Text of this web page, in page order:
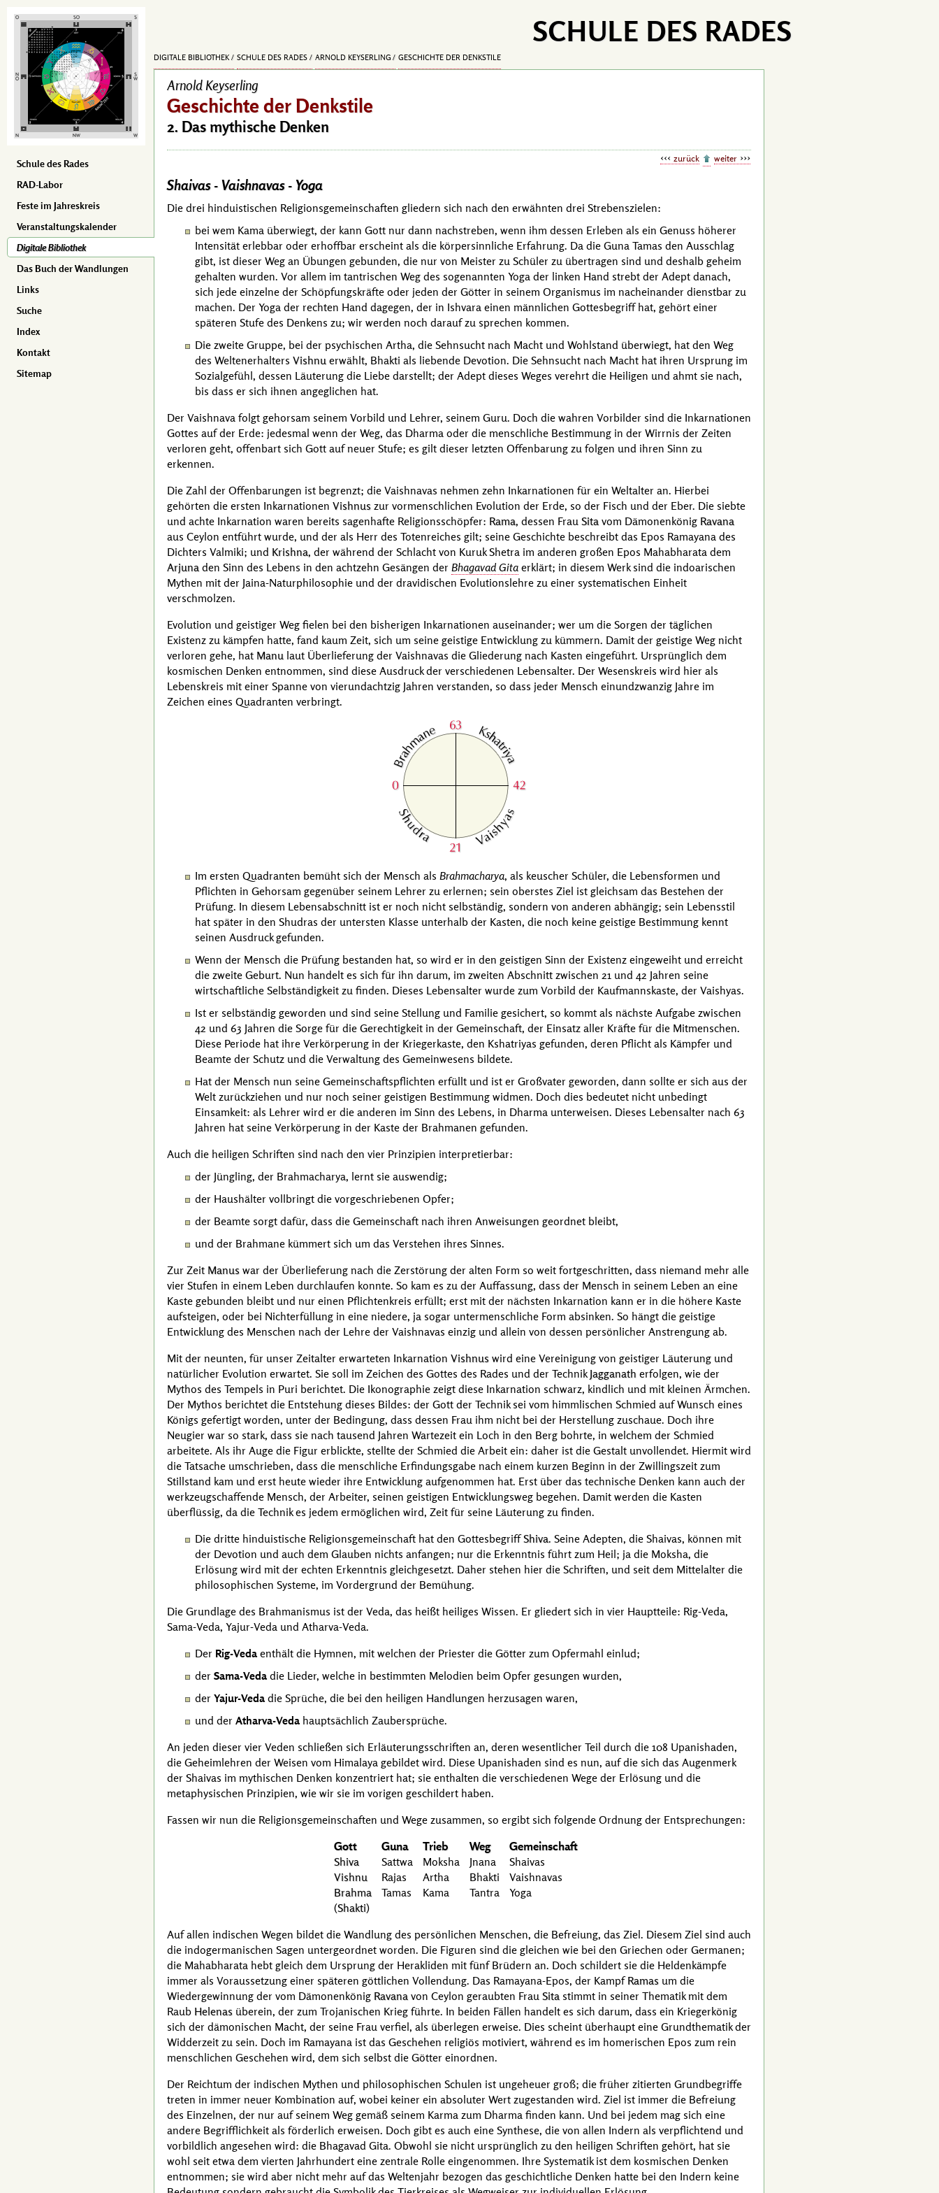
Schule des Rades
RAD-Labor
Feste im Jahreskreis
Veranstaltungskalender
Digitale Bibliothek
Das Buch der Wandlungen
Links
Suche
Index
Kontakt
Sitemap
SCHULE DES RADES
DIGITALE BIBLIOTHEK SCHULE DES RADES ARNOLD KEYSERLING GESCHICHTE DER DENKSTILE
Arnold Keyserling
Geschichte der Denkstile
2. Das mythische Denken
zurück weiter
Shaivas - Vaishnavas - Yoga
Die drei hinduistischen Religionsgemeinschaften gliedern sich nach den erwähnten drei Strebenszielen:
bei wem Kama überwiegt, der kann Gott nur dann nachstreben, wenn ihm dessen Erleben als ein Genuss höherer
Intensität erlebbar oder erhoffbar erscheint als die körpersinnliche Erfahrung. Da die Guna Tamas den Ausschlag
gibt, ist dieser Weg an Übungen gebunden, die nur von Meister zu Schüler zu übertragen sind und deshalb geheim
gehalten wurden. Vor allem im tantrischen Weg des sogenannten Yoga der linken Hand strebt der Adept danach,
sich jede einzelne der Schöpfungskräfte oder jeden der Götter in seinem Organismus im nacheinander dienstbar zu
machen. Der Yoga der rechten Hand dagegen, der in Ishvara einen männlichen Gottesbegriff hat, gehört einer
späteren Stufe des Denkens zu; wir werden noch darauf zu sprechen kommen.
Die zweite Gruppe, bei der psychischen Artha, die Sehnsucht nach Macht und Wohlstand überwiegt, hat den Weg
des Weltenerhalters Vishnu erwählt, Bhakti als liebende Devotion. Die Sehnsucht nach Macht hat ihren Ursprung im
Sozialgefühl, dessen Läuterung die Liebe darstellt; der Adept dieses Weges verehrt die Heiligen und ahmt sie nach,
bis dass er sich ihnen angeglichen hat.
Der Vaishnava folgt gehorsam seinem Vorbild und Lehrer, seinem Guru. Doch die wahren Vorbilder sind die Inkarnationen
Gottes auf der Erde: jedesmal wenn der Weg, das Dharma oder die menschliche Bestimmung in der Wirrnis der Zeiten
verloren geht, offenbart sich Gott auf neuer Stufe; es gilt dieser letzten Offenbarung zu folgen und ihren Sinn zu
erkennen.
Die Zahl der Offenbarungen ist begrenzt; die Vaishnavas nehmen zehn Inkarnationen für ein Weltalter an. Hierbei
gehörten die ersten Inkarnationen Vishnus zur vormenschlichen Evolution der Erde, so der Fisch und der Eber. Die siebte
und achte Inkarnation waren bereits sagenhafte Religionsschöpfer: Rama, dessen Frau Sita vom Dämonenkönig Ravana
aus Ceylon entführt wurde, und der als Herr des Totenreiches gilt; seine Geschichte beschreibt das Epos Ramayana des
Dichters Valmiki; und Krishna, der während der Schlacht von Kuruk Shetra im anderen großen Epos Mahabharata dem
Arjuna den Sinn des Lebens in den achtzehn Gesängen der Bhagavad Gita erklärt; in diesem Werk sind die indoarischen
Mythen mit der Jaina-Naturphilosophie und der dravidischen Evolutionslehre zu einer systematischen Einheit
verschmolzen.
Evolution und geistiger Weg fielen bei den bisherigen Inkarnationen auseinander; wer um die Sorgen der täglichen
Existenz zu kämpfen hatte, fand kaum Zeit, sich um seine geistige Entwicklung zu kümmern. Damit der geistige Weg nicht
verloren gehe, hat Manu laut Überlieferung der Vaishnavas die Gliederung nach Kasten eingeführt. Ursprünglich dem
kosmischen Denken entnommen, sind diese Ausdruck der verschiedenen Lebensalter. Der Wesenskreis wird hier als
Lebenskreis mit einer Spanne von vierundachtzig Jahren verstanden, so dass jeder Mensch einundzwanzig Jahre im
Zeichen eines Quadranten verbringt.
Im ersten Quadranten bemüht sich der Mensch als Brahmacharya, als keuscher Schüler, die Lebensformen und
Pflichten in Gehorsam gegenüber seinem Lehrer zu erlernen; sein oberstes Ziel ist gleichsam das Bestehen der
Prüfung. In diesem Lebensabschnitt ist er noch nicht selbständig, sondern von anderen abhängig; sein Lebensstil
hat später in den Shudras der untersten Klasse unterhalb der Kasten, die noch keine geistige Bestimmung kennt
seinen Ausdruck gefunden.
Wenn der Mensch die Prüfung bestanden hat, so wird er in den geistigen Sinn der Existenz eingeweiht und erreicht
die zweite Geburt. Nun handelt es sich für ihn darum, im zweiten Abschnitt zwischen 21 und 42 Jahren seine
wirtschaftliche Selbständigkeit zu finden. Dieses Lebensalter wurde zum Vorbild der Kaufmannskaste, der Vaishyas.
Ist er selbständig geworden und sind seine Stellung und Familie gesichert, so kommt als nächste Aufgabe zwischen
42 und 63 Jahren die Sorge für die Gerechtigkeit in der Gemeinschaft, der Einsatz aller Kräfte für die Mitmenschen.
Diese Periode hat ihre Verkörperung in der Kriegerkaste, den Kshatriyas gefunden, deren Pflicht als Kämpfer und
Beamte der Schutz und die Verwaltung des Gemeinwesens bildete.
Hat der Mensch nun seine Gemeinschaftspflichten erfüllt und ist er Großvater geworden, dann sollte er sich aus der
Welt zurückziehen und nur noch seiner geistigen Bestimmung widmen. Doch dies bedeutet nicht unbedingt
Einsamkeit: als Lehrer wird er die anderen im Sinn des Lebens, in Dharma unterweisen. Dieses Lebensalter nach 63
Jahren hat seine Verkörperung in der Kaste der Brahmanen gefunden.
Auch die heiligen Schriften sind nach den vier Prinzipien interpretierbar:
der Jüngling, der Brahmacharya, lernt sie auswendig;
der Haushälter vollbringt die vorgeschriebenen Opfer;
der Beamte sorgt dafür, dass die Gemeinschaft nach ihren Anweisungen geordnet bleibt,
und der Brahmane kümmert sich um das Verstehen ihres Sinnes.
Zur Zeit Manus war der Überlieferung nach die Zerstörung der alten Form so weit fortgeschritten, dass niemand mehr alle
vier Stufen in einem Leben durchlaufen konnte. So kam es zu der Auffassung, dass der Mensch in seinem Leben an eine
Kaste gebunden bleibt und nur einen Pflichtenkreis erfüllt; erst mit der nächsten Inkarnation kann er in die höhere Kaste
aufsteigen, oder bei Nichterfüllung in eine niedere, ja sogar untermenschliche Form absinken. So hängt die geistige
Entwicklung des Menschen nach der Lehre der Vaishnavas einzig und allein von dessen persönlicher Anstrengung ab.
Mit der neunten, für unser Zeitalter erwarteten Inkarnation Vishnus wird eine Vereinigung von geistiger Läuterung und
natürlicher Evolution erwartet. Sie soll im Zeichen des Gottes des Rades und der TechnikJagganath erfolgen, wie der
Mythos des Tempels in Puri berichtet. Die Ikonographie zeigt diese Inkarnation schwarz, kindlich und mit kleinen Ärmchen.
Der Mythos berichtet die Entstehung dieses Bildes: der Gott der Technik sei vom himmlischen Schmied auf Wunsch eines
Königs gefertigt worden, unter der Bedingung, dass dessen Frau ihm nicht bei der Herstellung zuschaue. Doch ihre
Neugier war so stark, dass sie nach tausend Jahren Wartezeit ein Loch in den Berg bohrte, in welchem der Schmied
arbeitete. Als ihr Auge die Figur erblickte, stellte der Schmied die Arbeit ein: daher ist die Gestalt unvollendet. Hiermit wird
die Tatsache umschrieben, dass die menschliche Erfindungsgabe nach einem kurzen Beginn in der Zwillingszeit zum
Stillstand kam und erst heute wieder ihre Entwicklung aufgenommen hat. Erst über das technische Denken kann auch der
werkzeugschaffende Mensch, der Arbeiter, seinen geistigen Entwicklungsweg begehen. Damit werden die Kasten
überflüssig, da die Technik es jedem ermöglichen wird, Zeit für seine Läuterung zu finden.
Die dritte hinduistische Religionsgemeinschaft hat den GottesbegriffShiva. Seine Adepten, die Shaivas, können mit
der Devotion und auch dem Glauben nichts anfangen; nur die Erkenntnis führt zum Heil; ja die Moksha, die
Erlösung wird mit der echten Erkenntnis gleichgesetzt. Daher stehen hier die Schriften, und seit dem Mittelalter die
philosophischen Systeme, im Vordergrund der Bemühung.
Die Grundlage des Brahmanismus ist der Veda, das heißt heiliges Wissen. Er gliedert sich in vier Hauptteile: Rig-Veda,
Sama-Veda, Yajur-Veda und Atharva-Veda.
Der Rig-Vedaenthält die Hymnen, mit welchen der Priester die Götter zum Opfermahl einlud;
der Sama-Vedadie Lieder, welche in bestimmten Melodien beim Opfer gesungen wurden,
der Yajur-Vedadie Sprüche, die bei den heiligen Handlungen herzusagen waren,
und der Atharva-Vedahauptsächlich Zaubersprüche.
An jeden dieser vier Veden schließen sich Erläuterungsschriften an, deren wesentlicher Teil durch die 108 Upanishaden,
die Geheimlehren der Weisen vom Himalaya gebildet wird. Diese Upanishaden sind es nun, auf die sich das Augenmerk
der Shaivas im mythischen Denken konzentriert hat; sie enthalten die verschiedenen Wege der Erlösung und die
metaphysischen Prinzipien, wie wir sie im vorigen geschildert haben.
Fassen wir nun die Religionsgemeinschaften und Wege zusammen, so ergibt sich folgende Ordnung der Entsprechungen:
Gott
Shiva
Vishnu
Brahma
(Shakti)
Guna
Sattwa
Rajas
Tamas
Trieb
Moksha
Artha
Kama
Weg
Jnana
Bhakti
Tantra
Gemeinschaft
Shaivas
Vaishnavas
Yoga
Auf allen indischen Wegen bildet die Wandlung des persönlichen Menschen, die Befreiung, das Ziel. Diesem Ziel sind auch
die indogermanischen Sagen untergeordnet worden. Die Figuren sind die gleichen wie bei den Griechen oder Germanen;
die Mahabharata hebt gleich dem Ursprung der Herakliden mit fünf Brüdern an. Doch schildert sie die Heldenkämpfe
immer als Voraussetzung einer späteren göttlichen Vollendung. Das Ramayana-Epos, der KampfRamas um die
Wiedergewinnung der vom Dämonenkönig Ravana von Ceylon geraubten Frau Sita stimmt in seiner Thematik mit dem
Raub Helenas überein, der zum Trojanischen Krieg führte. In beiden Fällen handelt es sich darum, dass ein Kriegerkönig
sich der dämonischen Macht, der seine Frau verfiel, als überlegen erweise. Dies scheint überhaupt eine Grundthematik der
Widderzeit zu sein. Doch im Ramayana ist das Geschehen religiös motiviert, während es im homerischen Epos zum rein
menschlichen Geschehen wird, dem sich selbst die Götter einordnen.
Der Reichtum der indischen Mythen und philosophischen Schulen ist ungeheuer groß; die früher zitierten Grundbegriffe
treten in immer neuer Kombination auf, wobei keiner ein absoluter Wert zugestanden wird. Ziel ist immer die Befreiung
des Einzelnen, der nur auf seinem Weg gemäß seinem Karma zum Dharma finden kann. Und bei jedem mag sich eine
andere Begrifflichkeit als förderlich erweisen. Doch gibt es auch eine Synthese, die von allen Indern als verpflichtend und
vorbildlich angesehen wird: die Bhagavad Gita. Obwohl sie nicht ursprünglich zu den heiligen Schriften gehört, hat sie
wohl seit etwa dem vierten Jahrhundert eine zentrale Rolle eingenommen. Ihre Systematik ist dem kosmischen Denken
entnommen; sie wird aber nicht mehr auf das Weltenjahr bezogen das geschichtliche Denken hatte bei den Indern keine